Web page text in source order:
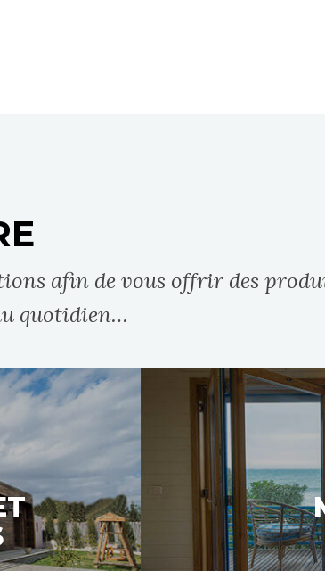
afin de vous offrir des
quotidien…